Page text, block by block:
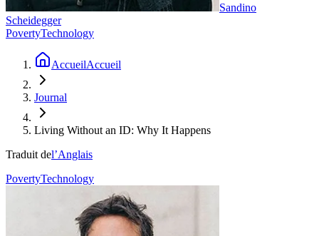
Sandino
Scheidegger
PovertyTechnology
AccueilAccueil
Journal
Living Without an ID: Why It Happens
Traduit del’Anglais
PovertyTechnology